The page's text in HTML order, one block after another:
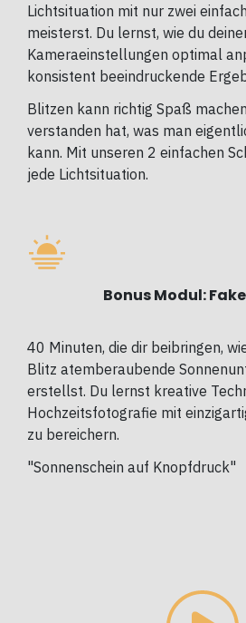
Lichtsituation mit nur zwei
meisterst. Du lernst, wie du
Kameraeinstellungen optimal
konsistent beeindruckende
Blitzen kann richtig Spaß
verstanden hat, was man
kann. Mit unseren 2 einfachen
jede Lichtsituation.
Bonus Modul:
40 Minuten, die dir beibringen,
Blitz atemberaubende
erstellst. Du lernst kreative
Hochzeitsfotografie mit
zu bereichern.
"Sonnenschein auf Knopfdruck"